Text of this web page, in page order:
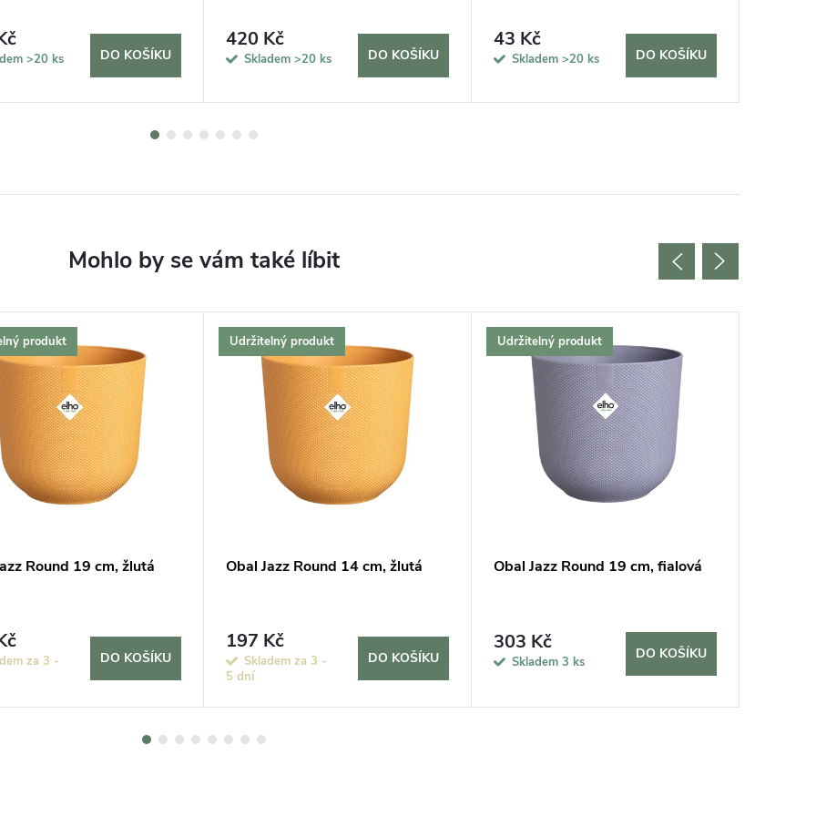
>20 ks DO KOŠÍKU
420 Kč
Skladem >20 ks DO KOŠÍKU
43 Kč
Skladem >20 ks DO KOŠÍKU
produkt
Round 19 cm, žlutá
za 3 - DO KOŠÍKU
Udržitelný produkt
Obal Jazz Round 14 cm, žlutá
197 Kč
Skladem za 3 -
5 dní
DO KOŠÍKU
Udržitelný produkt
Obal Jazz Round 19 cm, fialová
303 Kč
Skladem 3 ks
DO KOŠÍKU